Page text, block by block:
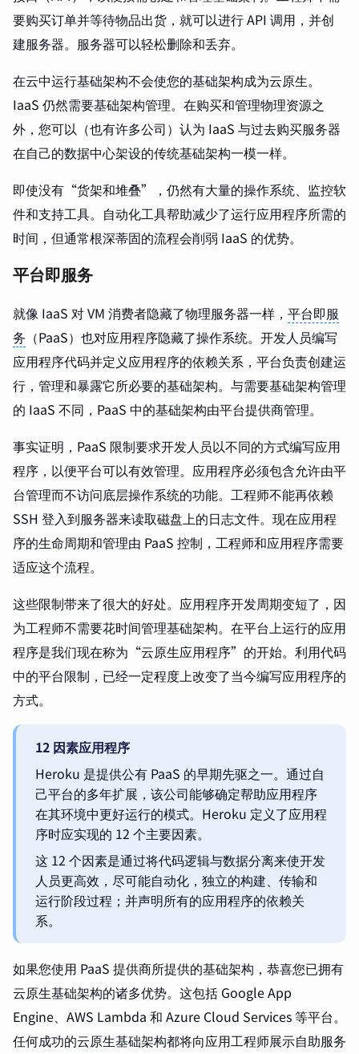
要购买订单并等待物品出货，就可以进行 API 调用，并创
建服务器。服务器可以轻松删除和丢弃。
在云中运行基础架构不会使您的基础架构成为云原生。
IaaS 仍然需要基础架构管理。在购买和管理物理资源之
外，您可以（也有许多公司）认为 IaaS 与过去购买服务器
在自己的数据中心架设的传统基础架构一模一样。
即使没有“货架和堆叠”，仍然有大量的操作系统、监控软
件和支持工具。自动化工具帮助减少了运行应用程序所需的
时间，但通常根深蒂固的流程会削弱 IaaS 的优势。
平台即服务
就像 IaaS 对 VM 消费者隐藏了物理服务器一样， 平台即服
务 （PaaS）也对应用程序隐藏了操作系统。开发人员编写
应用程序代码并定义应用程序的依赖关系，平台负责创建运
行，管理和暴露它所必要的基础架构。与需要基础架构管理
的 IaaS 不同，PaaS 中的基础架构由平台提供商管理。
事实证明，PaaS 限制要求开发人员以不同的方式编写应用
程序，以便平台可以有效管理。应用程序必须包含允许由平
台管理而不访问底层操作系统的功能。工程师不能再依赖
SSH 登入到服务器来读取磁盘上的日志文件。现在应用程
序的生命周期和管理由 PaaS 控制，工程师和应用程序需要
适应这个流程。
这些限制带来了很大的好处。应用程序开发周期变短了，因
为工程师不需要花时间管理基础架构。在平台上运行的应用
程序是我们现在称为“云原生应用程序”的开始。利用代码
中的平台限制，已经一定程度上改变了当今编写应用程序的
方式。
12 因素应用程序
Heroku 是提供公有 PaaS 的早期先驱之一。通过自
己平台的多年扩展，该公司能够确定帮助应用程序
在其环境中更好运行的模式。Heroku 定义了应用程
序时应实现的 12 个主要因素。
这 12 个因素是通过将代码逻辑与数据分离来使开发
人员更高效，尽可能自动化，独立的构建、传输和
运行阶段过程；并声明所有的应用程序的依赖关
系。
如果您使用 PaaS 提供商所提供的基础架构，恭喜您已拥有
云原生基础架构的诸多优势。这包括 Google App
Engine、AWS Lambda 和 Azure Cloud Services 等平台。
任何成功的云原生基础架构都将向应用工程师展示自助服务